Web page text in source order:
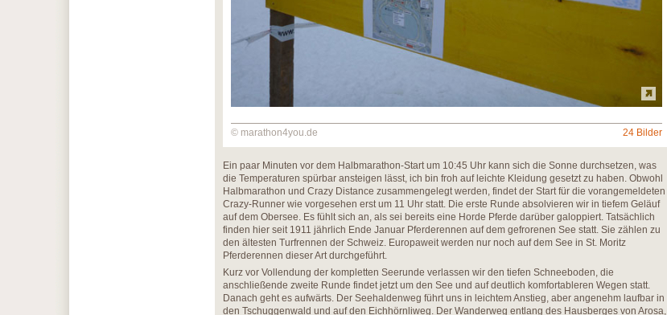
© marathon4you.de 24 Bilder
Ein paar Minuten vor dem Halbmarathon-Start um 10:45 Uhr kann sich die Sonne durchsetzen, was
die Temperaturen spürbar ansteigen lässt, ich bin froh auf leichte Kleidung gesetzt zu haben. Obwohl
Halbmarathon und Crazy Distance zusammengelegt werden, findet der Start für die vorangemeldeten
Crazy-Runner wie vorgesehen erst um 11 Uhr statt. Die erste Runde absolvieren wir in tiefem Geläuf
auf dem Obersee. Es fühlt sich an, als sei bereits eine Horde Pferde darüber galoppiert. Tatsächlich
finden hier seit 1911 jährlich Ende Januar Pferderennen auf dem gefrorenen See statt. Sie zählen zu
den ältesten Turfrennen der Schweiz. Europaweit werden nur noch auf dem See in St. Moritz
Pferderennen dieser Art durchgeführt.
Kurz vor Vollendung der kompletten Seerunde verlassen wir den tiefen Schneeboden, die
anschließende zweite Runde findet jetzt um den See und auf deutlich komfortableren Wegen statt.
Danach geht es aufwärts. Der Seehaldenweg führt uns in leichtem Anstieg, aber angenehm laufbar in
den Tschuggenwald und auf den Eichhörnliweg. Der Wanderweg entlang des Hausberges von Arosa,